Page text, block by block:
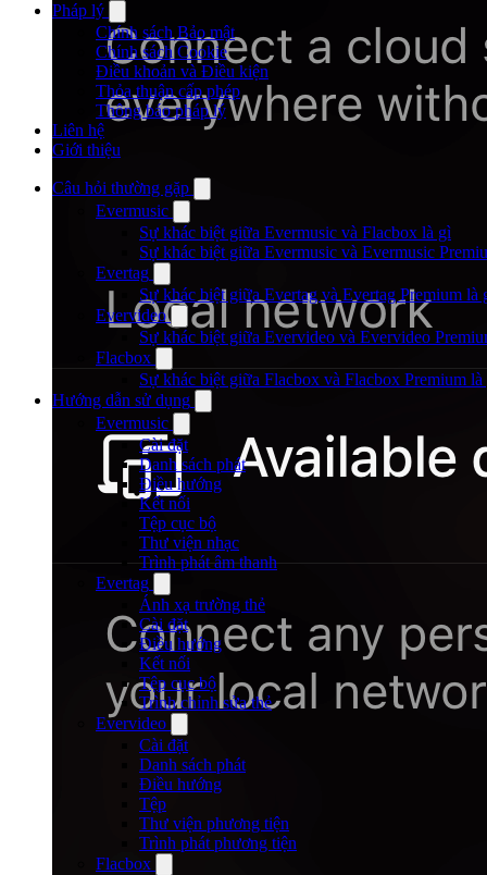
Pháp lý
Chính sách Bảo mật
Chính sách Cookie
Điều khoản và Điều kiện
Thỏa thuận cấp phép
Thông báo pháp lý
Liên hệ
Giới thiệu
Câu hỏi thường gặp
Evermusic
Sự khác biệt giữa Evermusic và Flacbox là gì
Sự khác biệt giữa Evermusic và Evermusic
Evertag
Sự khác biệt giữa Evertag và Evertag Premium là
Evervideo
Sự khác biệt giữa Evervideo và Evervideo
Flacbox
Sự khác biệt giữa Flacbox và Flacbox Premium là
Hướng dẫn sử dụng
Evermusic
Cài đặt
Danh sách phát
Điều hướng
Kết nối
Tệp cục bộ
Thư viện nhạc
Trình phát âm thanh
Evertag
Ánh xạ trường thẻ
Cài đặt
Điều hướng
Kết nối
Tệp cục bộ
Trình chỉnh sửa thẻ
Evervideo
Cài đặt
Danh sách phát
Điều hướng
Tệp
Thư viện phương tiện
Trình phát phương tiện
Flacbox